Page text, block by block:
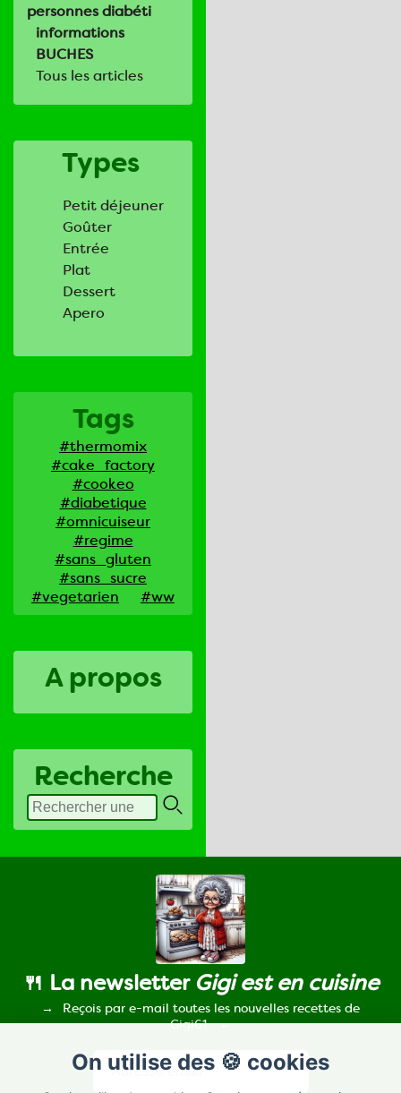
personnes diabéti
informations
BUCHES
Tous les articles
Types
Petit déjeuner
Goûter
Entrée
Plat
Dessert
Apero
Tags
#thermomix
#cake_factory
#cookeo
#diabetique
#omnicuiseur
#regime
#sans_gluten
#sans_sucre
#vegetarien
#ww
A propos
Recherche
On utilise des 🍪 cookies
🍴 La newsletter Gigi est en cuisine
Reçois par e-mail toutes les nouvelles recettes de
Gigi61.